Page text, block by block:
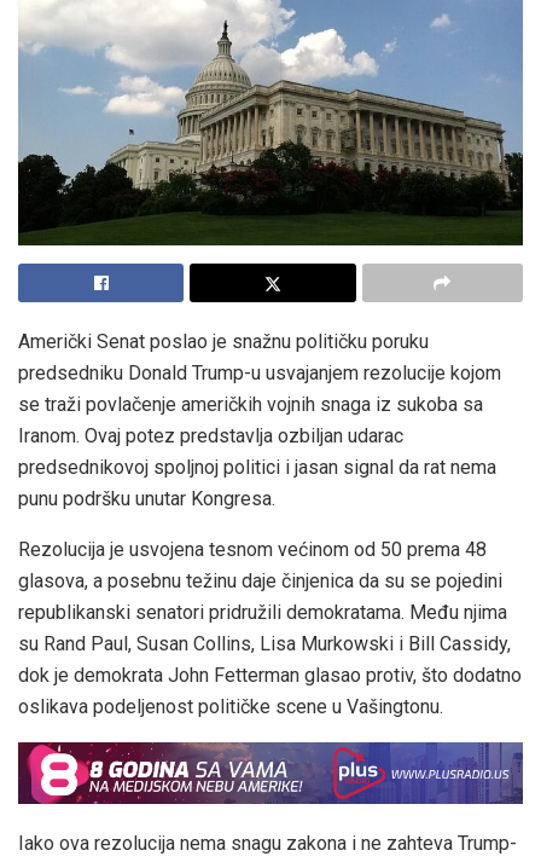
Američki Senat poslao je snažnu političku poruku
predsedniku Donald Trump-u usvajanjem rezolucije kojom
se traži povlačenje američkih vojnih snaga iz sukoba sa
Iranom. Ovaj potez predstavlja ozbiljan udarac
predsednikovoj spoljnoj politici i jasan signal da rat nema
punu podršku unutar Kongresa.
Rezolucija je usvojena tesnom većinom od 50 prema 48
glasova, a posebnu težinu daje činjenica da su se pojedini
republikanski senatori pridružili demokratama. Među njima
su Rand Paul, Susan Collins, Lisa Murkowski i Bill Cassidy,
dok je demokrata John Fetterman glasao protiv, što dodatno
oslikava podeljenost političke scene u Vašingtonu.
Iako ova rezolucija nema snagu zakona i ne zahteva Trump-